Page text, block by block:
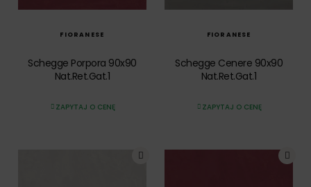
FIORANESE
Schegge Porpora 90x90
Nat.Ret.Gat.1
ZAPYTAJ O CENĘ
SZYBKI PODGLĄD
FIORANESE
Schegge Cenere 90x90
Nat.Ret.Gat.1
ZAPYTAJ O CENĘ
SZYBKI PODGLĄD